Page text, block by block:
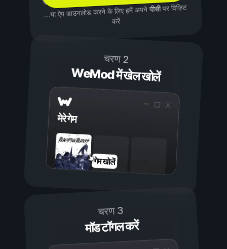
...या ऐप डाउनलोड करने के लिए हमें अपनेपीसीपर विज़िट
करें
चरण 2
WeMod में खेल खोलें
मेरे गेम
गेम खोलें
चरण 3
मॉड टॉगल करें